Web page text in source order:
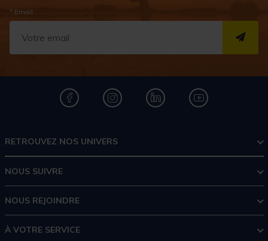
* Email
RETROUVEZ NOS UNIVERS
NOUS SUIVRE
NOUS REJOINDRE
À VOTRE SERVICE